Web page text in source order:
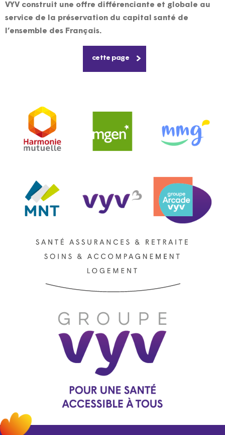
VYV construit une offre différenciante et globale au
service de la préservation du capital santé de
l’ensemble des Français.
cette page